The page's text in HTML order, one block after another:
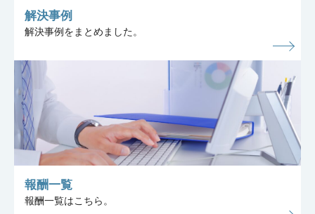
解決事例
解決事例をまとめました。
報酬一覧
報酬一覧はこちら。